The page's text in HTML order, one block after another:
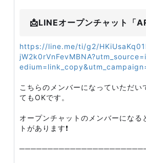
📩LINEオープンチャット「
https://line.me/ti/g2/
こちらのメンバーになっていただい
てもOKです。
オープンチャットのメンバーになる
トがあります❗